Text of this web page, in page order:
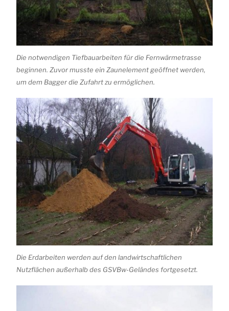
Die notwendigen Tiefbauarbeiten für die Fernwärmetrasse
beginnen. Zuvor musste ein Zaunelement geöffnet werden,
um dem Bagger die Zufahrt zu ermöglichen.
Die Erdarbeiten werden auf den landwirtschaftlichen
Nutzflächen außerhalb des GSVBw-Geländes fortgesetzt.